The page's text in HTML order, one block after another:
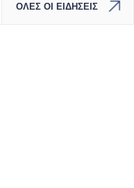
την Εθνική Παίδων
ΟΛΕΣ ΟΙ ΕΙΔΗΣΕΙΣ